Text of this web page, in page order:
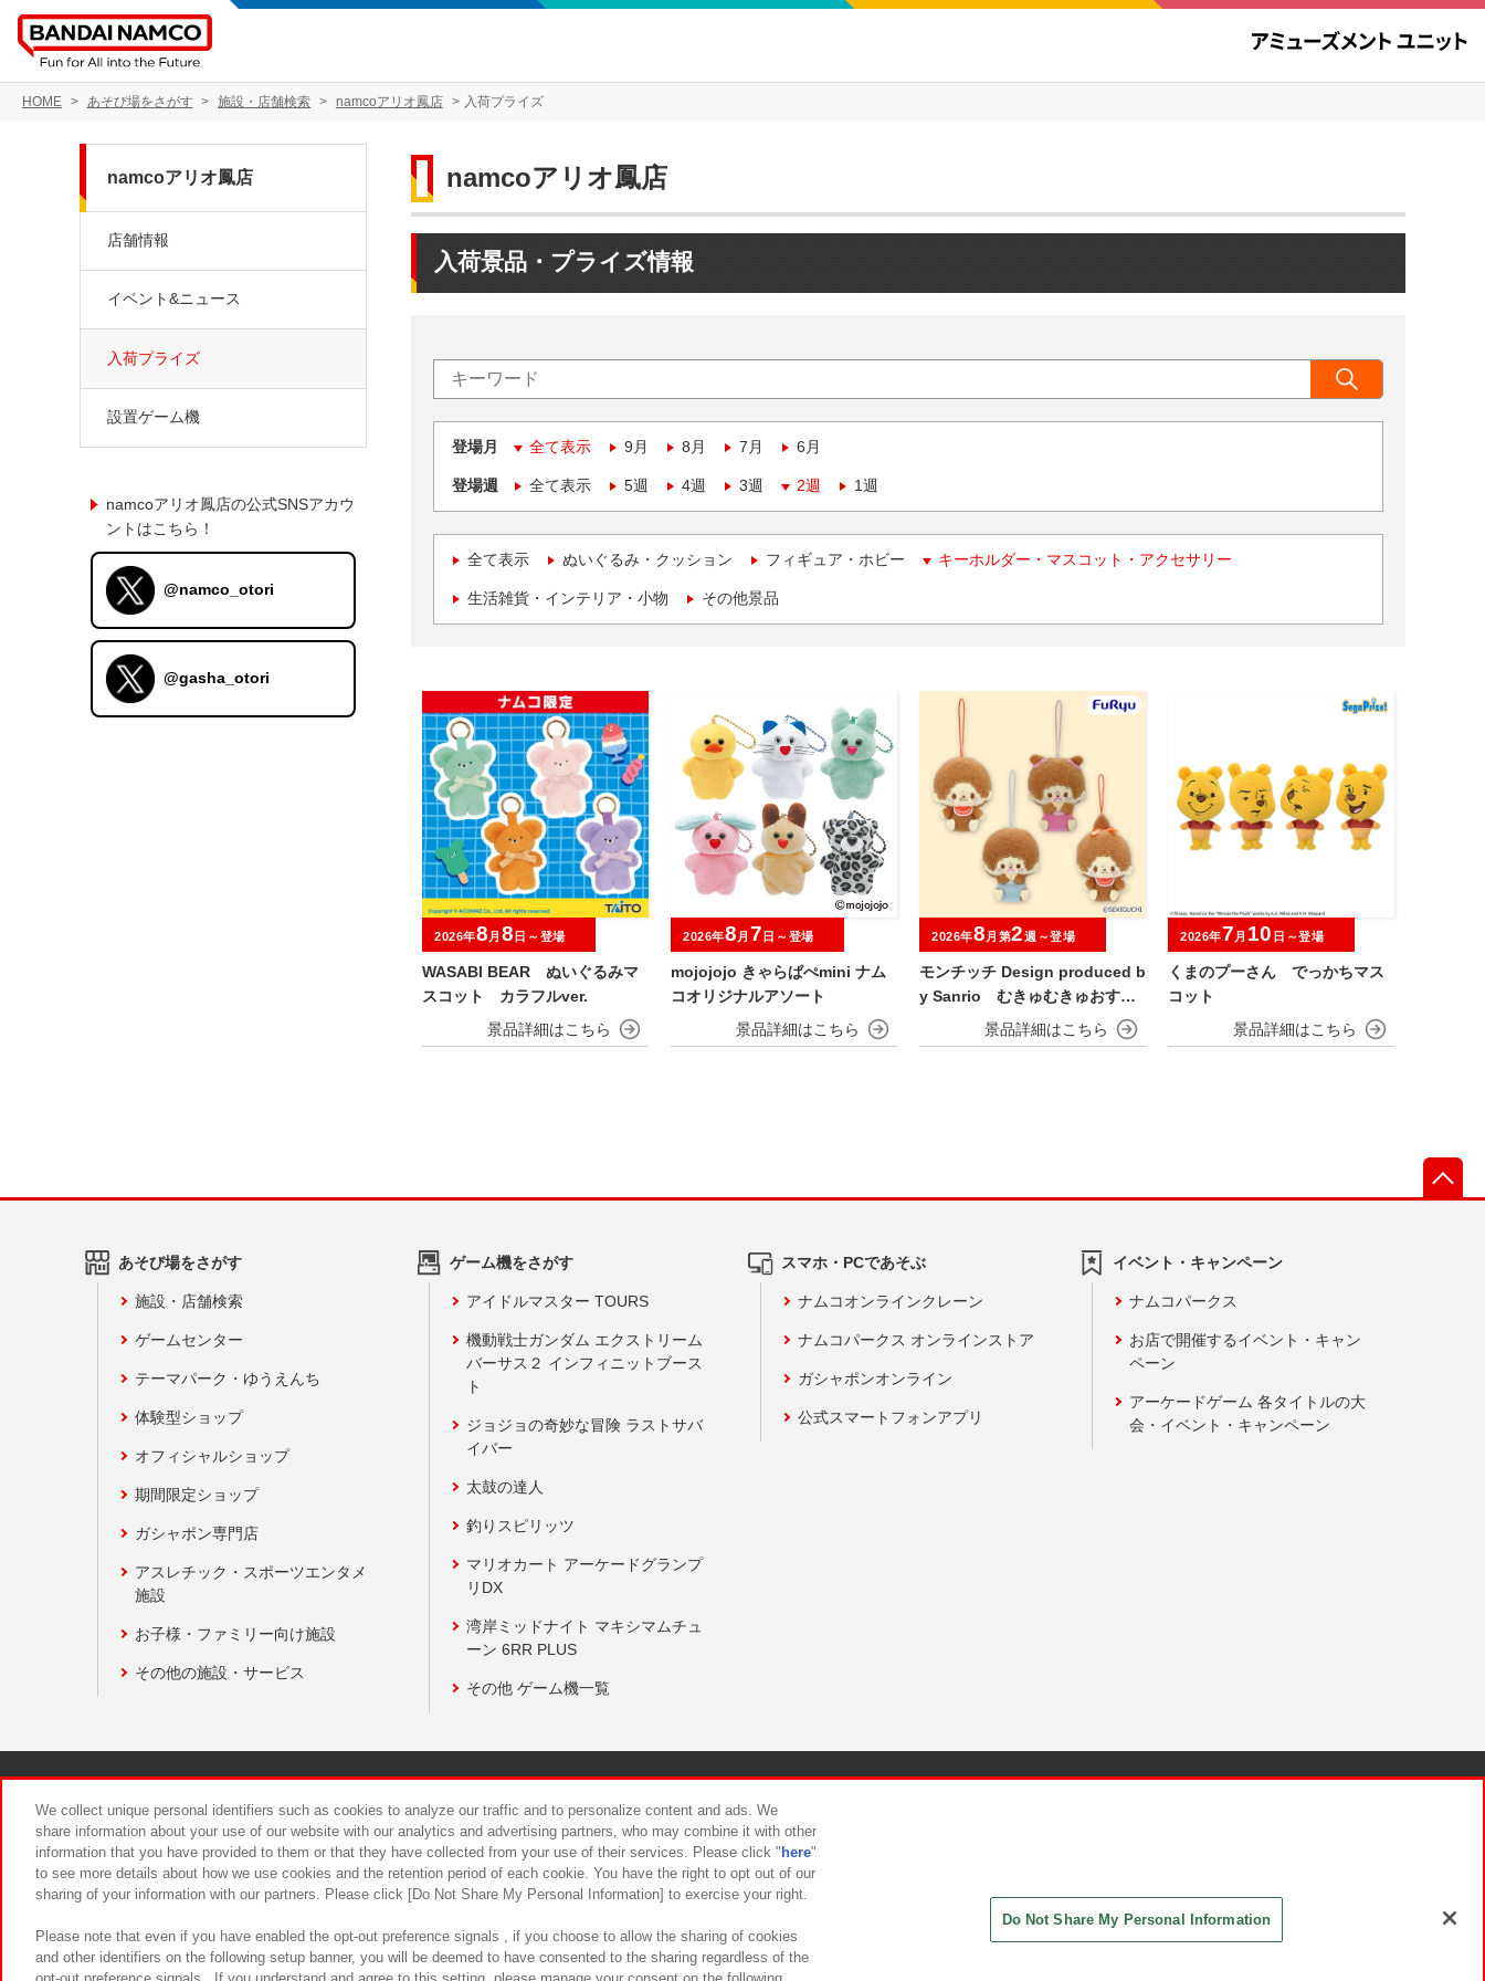
HOME あそび場をさがす 施設・店舗検索 namcoアリオ鳳店 入荷プライズ
namcoアリオ鳳店
入荷景品・プライズ情報
登場月 全て表示 9月 8月 7月 6月
登場週 全て表示 5週 4週 3週 2週 1週
全て表示 ぬいぐるみ・クッション フィギュア・ホビー キーホルダー・マスコット・アクセサリー
生活雑貨・インテリア・小物 その他景品
WASABI BEAR ぬいぐるみマ
スコット カラフルver.
2026年8 月 8 日～登場
mojojojo きゃらぱぺmini ナム
コオリジナルアソート
2026年8 月 7 日～登場
モンチッチ Design produced b
y Sanrio むきゅむきゅおすわ
りマスコット
2026年8 月第2週～登場
くまのプーさん でっかちマス
コット
2026年7 月 10 日～登場
namcoアリオ鳳店
店舗情報
イベント&ニュース
入荷プライズ
設置ゲーム機
namcoアリオ鳳店の公式SNSアカウ
ントはこちら！
@namco_otori
@gasha_otori
あそび場をさがす
施設・店舗検索
ゲームセンター
テーマパーク・ゆうえんち
体験型ショップ
オフィシャルショップ
期間限定ショップ
ガシャポン専門店
アスレチック・スポーツエンタメ
施設
お子様・ファミリー向け施設
その他の施設・サービス
ゲーム機をさがす
アイドルマスター TOURS
機動戦士ガンダム エクストリーム
バーサス２ インフィニットブース
ト
ジョジョの奇妙な冒険 ラストサバ
イバー
太鼓の達人
釣りスピリッツ
マリオカート アーケードグランプ
リDX
湾岸ミッドナイト マキシマムチュ
ーン 6RR PLUS
その他 ゲーム機一覧
スマホ・PCであそぶ
ナムコオンラインクレーン
ナムコパークス オンラインストア
ガシャポンオンライン
公式スマートフォンアプリ
イベント・キャンペーン
ナムコパークス
お店で開催するイベント・キャン
ペーン
アーケードゲーム 各タイトルの大
会・イベント・キャンペーン
食品のご提供について カスタマーハラスメント対応方針
We collect unique personal identifiers such as cookies to analyze our traffic and to personalize content and ads. We
share information about your use of our website with our analytics and advertising partners, who may combine it with other
information that you have provided to them or that they have collected from your use of their services. Please click " here"
to see more details about how we use cookies and the retention period of each cookie. You have the right to opt out of our
sharing of your information with our partners. Please click [Do Not Share My Personal Information] to exercise your right.
Please note that even if you have enabled the opt-out preference signals , if you choose to allow the sharing of cookies
and other identifiers on the following setup banner, you will be deemed to have consented to the sharing regardless of the
Do Not Share My Personal Information